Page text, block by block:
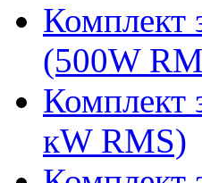
Комплект
(500W
Комплект
кW RMS)